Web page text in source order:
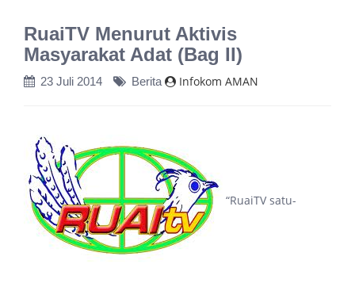
RuaiTV Menurut Aktivis
Masyarakat Adat (Bag II)
23 Juli 2014 Berita Infokom AMAN
“RuaiTV satu-